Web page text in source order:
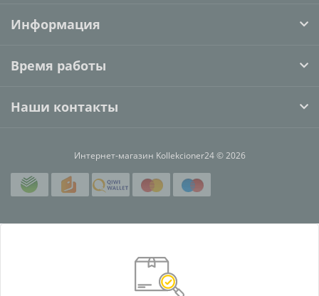
Информация
Время работы
Наши контакты
Интернет-магазин Kollekcioner24 © 2026